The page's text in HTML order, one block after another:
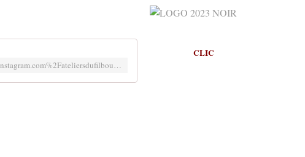
https://www.instagram.com/accounts/login/?next=https%3A%2F%2Fwww.instagram.com%2Fateliersdufilbouliac%2F&is_from_rle
CLIC